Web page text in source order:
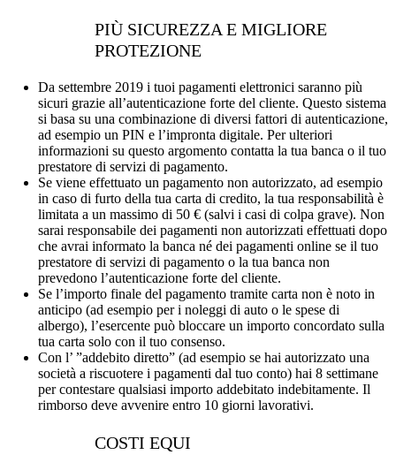
PIÙ SICUREZZA E MIGLIORE
PROTEZIONE
Da settembre 2019 i tuoi pagamenti elettronici saranno più
sicuri grazie all’autenticazione forte del cliente. Questo sistema
si basa su una combinazione di diversi fattori di autenticazione,
ad esempio un PIN e l’impronta digitale. Per ulteriori
informazioni su questo argomento contatta la tua banca o il tuo
prestatore di servizi di pagamento.
Se viene effettuato un pagamento non autorizzato, ad esempio
in caso di furto della tua carta di credito, la tua responsabilità è
limitata a un massimo di 50 € (salvi i casi di colpa grave). Non
sarai responsabile dei pagamenti non autorizzati effettuati dopo
che avrai informato la banca né dei pagamenti online se il tuo
prestatore di servizi di pagamento o la tua banca non
prevedono l’autenticazione forte del cliente.
Se l’importo finale del pagamento tramite carta non è noto in
anticipo (ad esempio per i noleggi di auto o le spese di
albergo), l’esercente può bloccare un importo concordato sulla
tua carta solo con il tuo consenso.
Con l’ ”addebito diretto” (ad esempio se hai autorizzato una
società a riscuotere i pagamenti dal tuo conto) hai 8 settimane
per contestare qualsiasi importo addebitato indebitamente. Il
rimborso deve avvenire entro 10 giorni lavorativi.
COSTI EQUI